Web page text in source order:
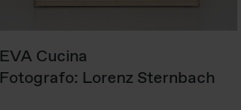
EVA Cucina
Fotografo: Lorenz Sternbach